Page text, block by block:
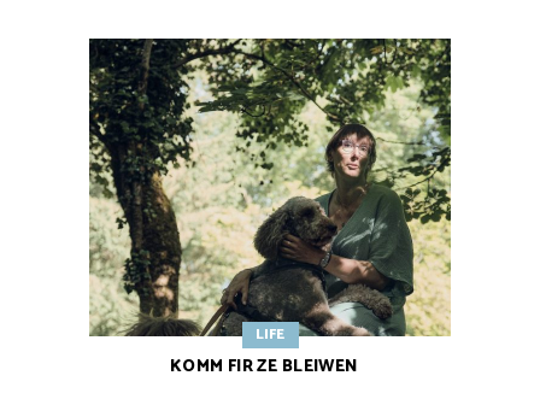
LIFE
KOMM FIR ZE BLEIWEN